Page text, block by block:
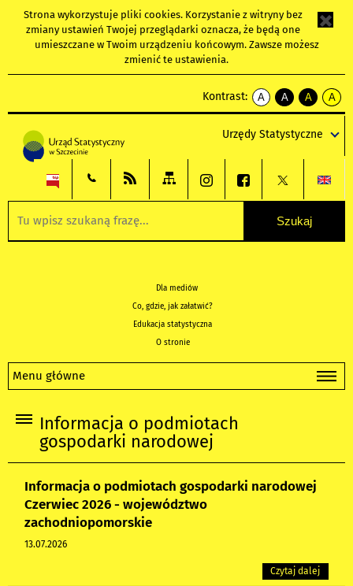
Strona wykorzystuje pliki cookies. Korzystanie z witryny bez
zmiany ustawień Twojej przeglądarki oznacza, że będą one
umieszczane w Twoim urządzeniu końcowym. Zawsze możesz
zmienić te ustawienia.
Kontrast:
A
kontrast
A
kontrast
tekst
czarnym
A
kontrast
tekst
czarnym
A
tekst
żółtym
Urzędy Statystyczne
Dla mediów
Co, gdzie, jak załatwić?
Edukacja statystyczna
O stronie
Menu główne
Informacja o podmiotach
gospodarki narodowej
Informacja o podmiotach gospodarki narodowej
Czerwiec 2026 - województwo
zachodniopomorskie
13.07.2026
Czytaj dalej